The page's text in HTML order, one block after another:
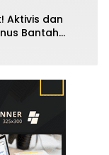
Aktivis dan
Bantah
Sufmi Dasco